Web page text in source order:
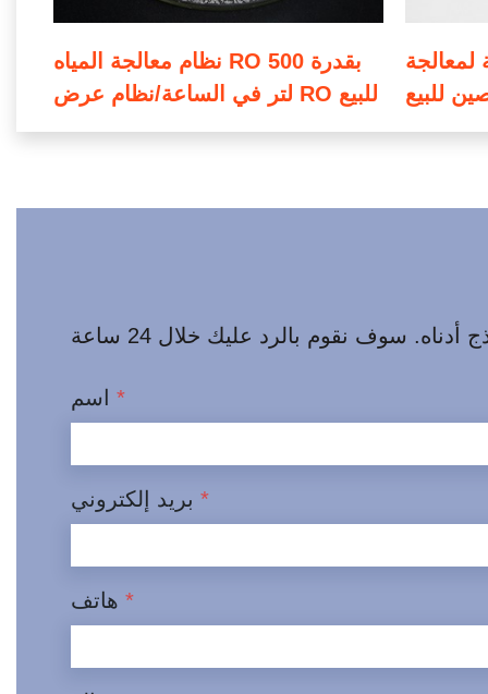
نظام معالجة المياه RO بقدرة 500
لتر في الساعة/نظام عرض RO للبيع
لمعالجة
للبيع
*
*
*